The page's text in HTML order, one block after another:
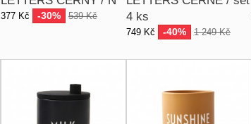
377 Kč -30% 539 Kč
4 ks
749 Kč -40% 1 249 Kč